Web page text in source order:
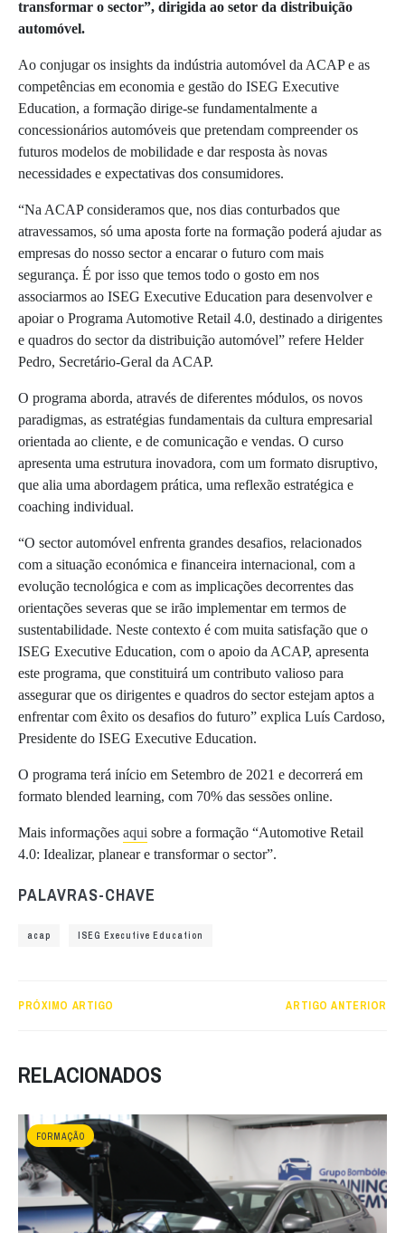
transformar o sector”, dirigida ao setor da distribuição
automóvel.
Ao conjugar os insights da indústria automóvel da ACAP e as
competências em economia e gestão do ISEG Executive
Education, a formação dirige-se fundamentalmente a
concessionários automóveis que pretendam compreender os
futuros modelos de mobilidade e dar resposta às novas
necessidades e expectativas dos consumidores.
“Na ACAP consideramos que, nos dias conturbados que
atravessamos, só uma aposta forte na formação poderá ajudar as
empresas do nosso sector a encarar o futuro com mais
segurança. É por isso que temos todo o gosto em nos
associarmos ao ISEG Executive Education para desenvolver e
apoiar o Programa Automotive Retail 4.0, destinado a dirigentes
e quadros do sector da distribuição automóvel” refere Helder
Pedro, Secretário-Geral da ACAP.
O programa aborda, através de diferentes módulos, os novos
paradigmas, as estratégias fundamentais da cultura empresarial
orientada ao cliente, e de comunicação e vendas. O curso
apresenta uma estrutura inovadora, com um formato disruptivo,
que alia uma abordagem prática, uma reflexão estratégica e
coaching individual.
“O sector automóvel enfrenta grandes desafios, relacionados
com a situação económica e financeira internacional, com a
evolução tecnológica e com as implicações decorrentes das
orientações severas que se irão implementar em termos de
sustentabilidade. Neste contexto é com muita satisfação que o
ISEG Executive Education, com o apoio da ACAP, apresenta
este programa, que constituirá um contributo valioso para
assegurar que os dirigentes e quadros do sector estejam aptos a
enfrentar com êxito os desafios do futuro” explica Luís Cardoso,
Presidente do ISEG Executive Education.
O programa terá início em Setembro de 2021 e decorrerá em
formato blended learning, com 70% das sessões online.
Mais informações aqui sobre a formação “Automotive Retail
4.0: Idealizar, planear e transformar o sector”.
PALAVRAS-CHAVE
acap ISEG Executive Education
PRÓXIMO ARTIGO ARTIGO ANTERIOR
RELACIONADOS
FORMAÇÃO